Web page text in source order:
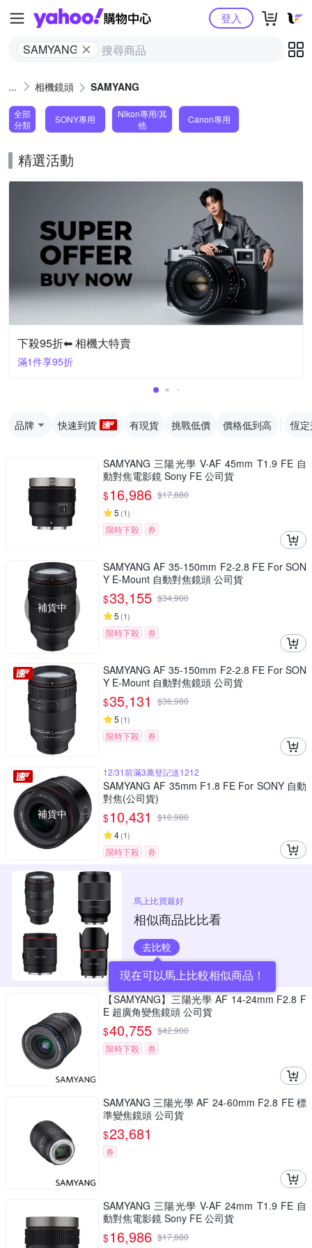
Yahoo購物中心
SAMYANG
登入
相機鏡頭 SAMYANG
全部
分類
SONY專用
Nikon專用/其
他
Canon專用
精選活動
下殺95折⬅︎ 相機大特賣
滿1件享95折
品牌 快速到貨 有現貨 挑戰低價 價格低到高 恆
SAMYANG 三陽光學 V-AF 45mm T1.9 FE 自
動對焦電影鏡 Sony FE 公司貨
$16,986 $17,880
5 (1)
限時下殺 券
補貨中
SAMYANG AF 35-150mm F2-2.8 FE For SON
Y E-Mount 自動對焦鏡頭 公司貨
$33,155 $34,900
5 (1)
限時下殺 券
SAMYANG AF 35-150mm F2-2.8 FE For SON
Y E-Mount 自動對焦鏡頭 公司貨
$35,131 $36,980
5 (1)
限時下殺 券
補貨中
12/31前滿3萬登記送1212
SAMYANG AF 35mm F1.8 FE For SONY 自動
對焦(公司貨)
$10,431 $10,980
4(1)
限時下殺 券
馬上比買最好
相似商品比比看
去比較
現在可以馬上比較相似商品！
【SAMYANG】三陽光學 AF 14-24mm F2.8 F
E 超廣角變焦鏡頭 公司貨
$40,755 $42,900
限時下殺
券
SAMYANG 三陽光學 AF 24-60mm F2.8 FE 標
準變焦鏡頭 公司貨
$23,681
券
SAMYANG 三陽光學 V-AF 24mm T1.9 FE 自
動對焦電影鏡 Sony FE 公司貨
$16,986 $17,880